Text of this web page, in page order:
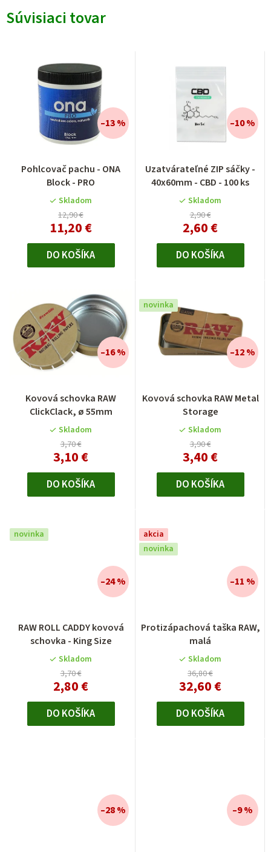
Súvisiaci tovar
Pohlcovač pachu - ONA
Block - PRO
Skladom
12,90 €
11,20 €
–13 %
DO KOŠÍKA
Uzatvárateľné ZIP sáčky -
40x60mm - CBD - 100 ks
Skladom
2,90 €
2,60 €
–10 %
DO KOŠÍKA
Kovová schovka RAW
ClickClack, ø 55mm
Skladom
3,70 €
3,10 €
–16 %
DO KOŠÍKA
novinka
Kovová schovka RAW Metal
Storage
Skladom
3,90 €
3,40 €
–12 %
DO KOŠÍKA
novinka
RAW ROLL CADDY kovová
schovka - King Size
Skladom
3,70 €
2,80 €
–24 %
DO KOŠÍKA
akcia
novinka
Protizápachová taška RAW,
malá
Skladom
36,80 €
32,60 €
–11 %
DO KOŠÍKA
–28 % –9 %